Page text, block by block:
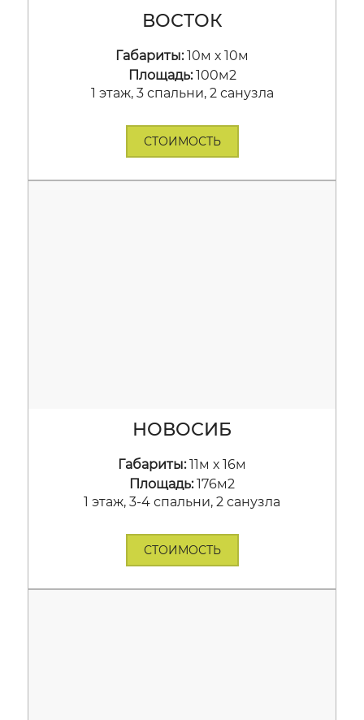
ВОСТОК
Габариты:10м х 10м
Площадь:100м2
1 этаж, 3 спальни, 2 санузла
СТОИМОСТЬ
НОВОСИБ
Габариты:11м х 16м
Площадь:176м2
1 этаж, 3-4 спальни, 2 санузла
СТОИМОСТЬ